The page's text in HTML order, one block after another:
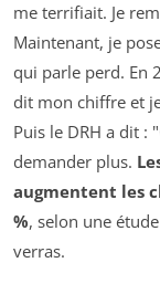
me terrifiait. Je
Maintenant, je
qui parle perd. En
dit mon chiffre et
Puis le DRH a dit :
demander plus.
augmentent les
%, selon une
verras.